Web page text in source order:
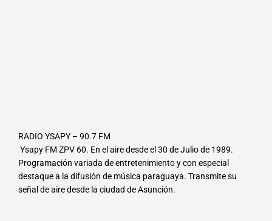
RADIO YSAPY – 90.7 FM
Ysapy FM ZPV 60. En el aire desde el 30 de Julio de 1989.
Programación variada de entretenimiento y con especial
destaque a la difusión de música paraguaya. Transmite su
señal de aire desde la ciudad de Asunción.